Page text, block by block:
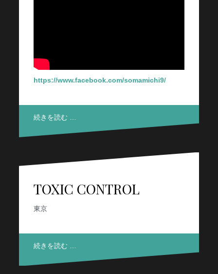
https://www.facebook.com/somamichi9/
続きを読む …
TOXIC CONTROL
東京
続きを読む …